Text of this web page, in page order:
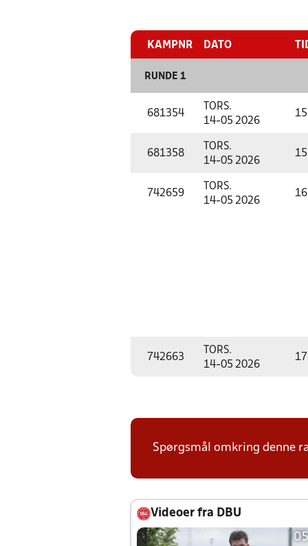
KAMPNR DATO
RUNDE 1
681354
TORS.
14-05 2026
681358
TORS.
14-05 2026
742659
TORS.
14-05 2026
742663
TORS.
14-05 2026
Spørgsmål omkring denne
Videoer fra DBU